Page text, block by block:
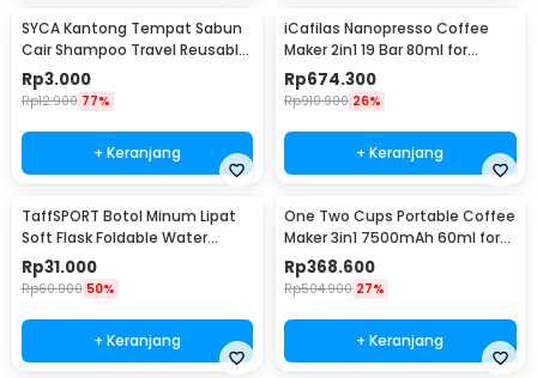
SYCA Kantong Tempat Sabun
Cair Shampoo Travel Reusable
Pouch 100ml - Z21
Rp3.000
Rp12.900 77%
+ Keranjang
iCafilas Nanopresso Coffee
Maker 2in1 19 Bar 80ml for
Nespresso - ME2218
Rp674.300
Rp910.900 26%
+ Keranjang
TaffSPORT Botol Minum Lipat
Soft Flask Foldable Water
Bottle TPU 500ml - TF-50
Rp31.000
Rp60.900 50%
+ Keranjang
One Two Cups Portable Coffee
Maker 3in1 7500mAh 60ml for
Nespresso - KF-JN-02
Rp368.600
Rp504.900 27%
+ Keranjang